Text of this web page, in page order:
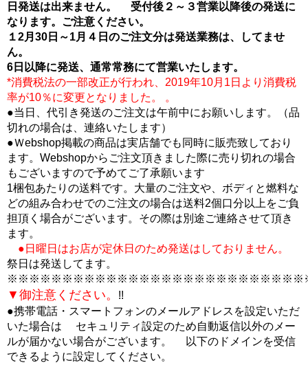
日発送は出来ません。 受付後２～３営業以降後の発送に
なります。ご注意ください。
１2月30日～1月４日のご注文分は発送業務は、してませ
ん。
6日以降に発送、通常常務にて営業いたします。
*消費税法の一部改正が行われ、2019年10月1日より消費税
率が10％に変更となりました。 。
●当日、代引き発送のご注文は午前中にお願いします。（品
切れの場合は、連絡いたします）
●Ｗebshop掲載の商品は実店舗でも同時に販売致しており
ます。Webshopからご注文頂きました際に売り切れの場合
もございますので予めてご了承願います
1梱包あたりの送料です。大量のご注文や、ボディと燃料な
どの組み合わせでのご注文の場合は送料2個口分以上をご負
担頂く場合がございます。その際は別途ご連絡させて頂き
ます。
●日曜日はお店が定休日のため発送はしておりません。
祭日は発送してます。
▼御注意ください。
!!
●携帯電話・スマートフォンのメールアドレスを設定いただ
いた場合は セキュリティ設定のため自動返信以外のメー
ルが届かない場合がございます。 以下のドメインを受信
できるように設定してください。